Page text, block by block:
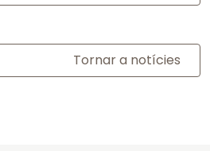
Tornar a notícies